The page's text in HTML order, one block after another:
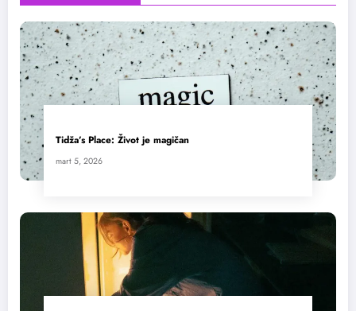
Tidža’s Place: Život je magičan
mart 5, 2026